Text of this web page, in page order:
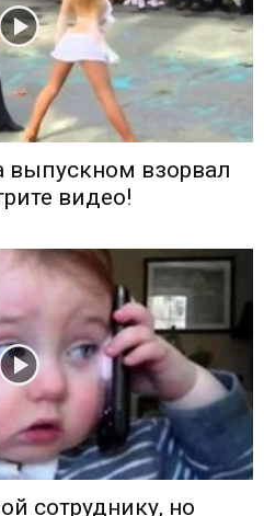
взорвал
видео!
сотруднику, но